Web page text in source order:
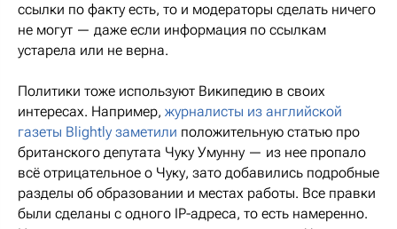
ссылки по факту есть, то и модераторы сделать ничего
не могут — даже если информация по ссылкам
устарела или не верна.
Политики тоже используют Википедию в своих
интересах. Например, журналисты из английской
газеты Blightly заметили положительную статью про
британского депутата Чуку Умунну — из нее пропало
всё отрицательное о Чуку, зато добавились подробные
разделы об образовании и местах работы. Все правки
были сделаны с одного IP-адреса, то есть намеренно.